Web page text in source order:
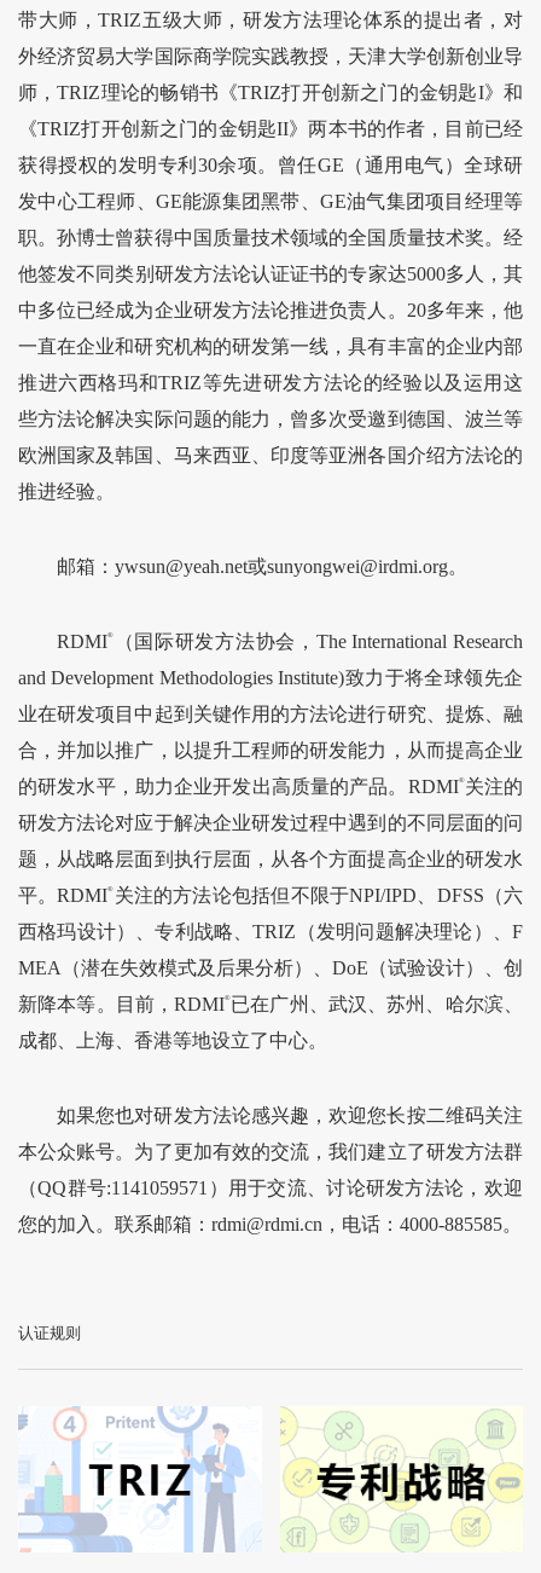
带大师，TRIZ五级大师，研发方法理论体系的提出者，对
外经济贸易大学国际商学院实践教授，天津大学创新创业导
师，TRIZ理论的畅销书《TRIZ打开创新之门的金钥匙I》和
《TRIZ打开创新之门的金钥匙II》两本书的作者，目前已经
获得授权的发明专利30余项。曾任GE（通用电气）全球研
发中心工程师、GE能源集团黑带、GE油气集团项目经理等
职。孙博士曾获得中国质量技术领域的全国质量技术奖。经
他签发不同类别研发方法论认证证书的专家达5000多人，其
中多位已经成为企业研发方法论推进负责人。20多年来，他
一直在企业和研究机构的研发第一线，具有丰富的企业内部
推进六西格玛和TRIZ等先进研发方法论的经验以及运用这
些方法论解决实际问题的能力，曾多次受邀到德国、波兰等
欧洲国家及韩国、马来西亚、印度等亚洲各国介绍方法论的
推进经验。
邮箱：ywsun@yeah.net或sunyongwei@irdmi.org。
RDMI®
（国际研发方法协会，The International Research
and Development Methodologies Institute)致力于将全球领先企
业在研发项目中起到关键作用的方法论进行研究、提炼、融
合，并加以推广，以提升工程师的研发能力，从而提高企业
的研发水平，助力企业开发出高质量的产品。RDMI®关注的
研发方法论对应于解决企业研发过程中遇到的不同层面的问
题，从战略层面到执行层面，从各个方面提高企业的研发水
平。RDMI® 关注的方法论包括但不限于NPI/IPD、DFSS（六
西格玛设计）、专利战略、TRIZ（发明问题解决理论）、F
MEA（潜在失效模式及后果分析）、DoE（试验设计）、创
新降本等。目前，RDMI®已在广州、武汉、苏州、哈尔滨、
成都、上海、香港等地设立了中心。
如果您也对研发方法论感兴趣，欢迎您长按二维码关注
本公众账号。为了更加有效的交流，我们建立了研发方法群
（QQ群号:1141059571）用于交流、讨论研发方法论，欢迎
您的加入。联系邮箱：rdmi@rdmi.cn，电话：4000-885585。
认证规则